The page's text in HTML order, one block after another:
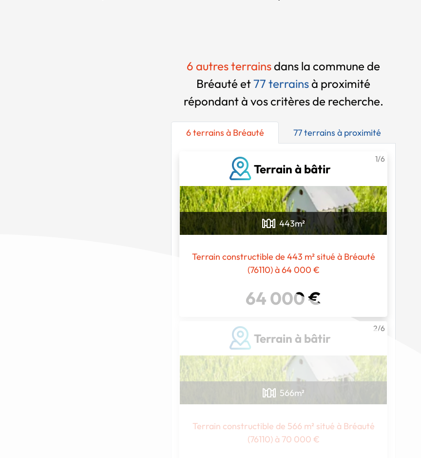
6 autres terrainsdans la commune de
Bréauté et77 terrainsà proximité
répondant à vos critères de recherche.
6 terrains à Bréauté 77 terrains à proximité
Terrain à bâtir
1/6
443m²
Terrain constructible de 443 m² situé à Bréauté
(76110) à 64 000 €
64 000 €
Terrain à bâtir
2/6
566m²
Terrain constructible de 566 m² situé à Bréauté
(76110) à 70 000 €